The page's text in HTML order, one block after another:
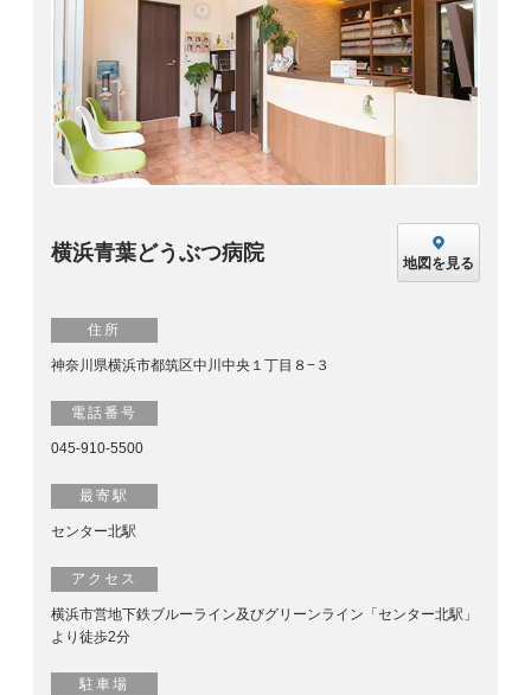
横浜青葉どうぶつ病院 地図を見る
住所
神奈川県横浜市都筑区中川中央１丁目８−３
電話番号
045-910-5500
最寄駅
センター北駅
アクセス
横浜市営地下鉄ブルーライン及びグリーンライン「センター北駅」
より徒歩2分
駐車場